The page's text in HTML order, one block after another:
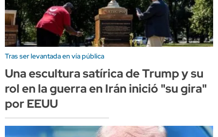
Tras ser levantada en vía pública
Una escultura satírica de Trump y su
rol en la guerra en Irán inició "su gira"
por EEUU